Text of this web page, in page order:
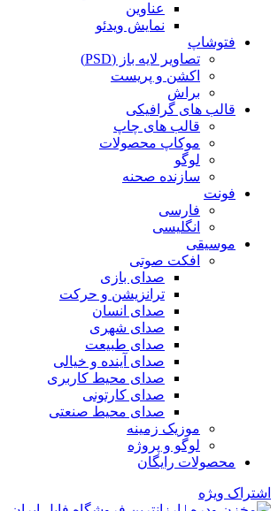
عناوین
نمایش ویدئو
فتوشاپ
تصاویر لایه باز (PSD)
اکشن و پریست
براش
قالب های گرافیکی
قالب های چاپ
موکاپ محصولات
لوگو
سازنده صحنه
فونت
فارسی
انگلیسی
موسیقی
افکت صوتی
صدای بازی
ترانزیشن و حرکت
صدای انسان
صدای شهری
صدای طبیعت
صدای آینده و خیالی
صدای محیط کاربری
صدای کارتونی
صدای محیط صنعتی
موزیک زمینه
لوگو و پروژه
محصولات رایگان
اشتراک ویژه